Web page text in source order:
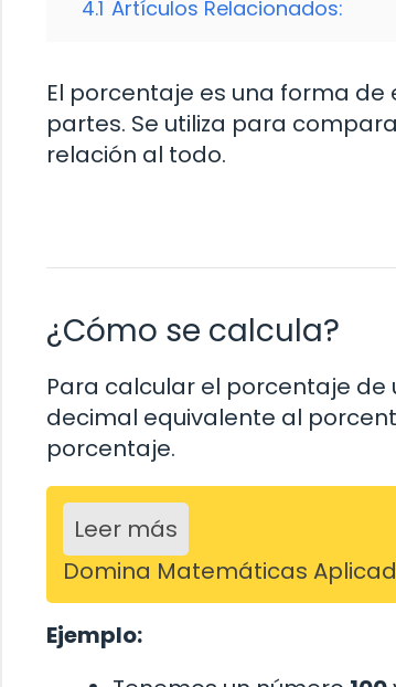
4.1 Artículos Relacionados:
El porcentaje es una forma
partes. Se utiliza para
relación al todo.
¿Cómo se calcula?
Para calcular el porcentaje
decimal equivalente al
porcentaje.
Leer más
Domina Matemáticas
Ejemplo: